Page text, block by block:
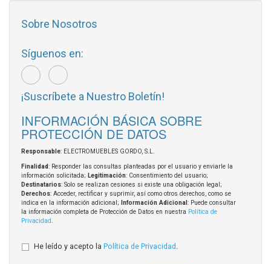
Sobre Nosotros
Síguenos en:
¡Suscríbete a Nuestro Boletín!
INFORMACIÓN BÁSICA SOBRE
PROTECCIÓN DE DATOS
Responsable: ELECTROMUEBLES GORDO, S.L.
Finalidad: Responder las consultas planteadas por el usuario y enviarle la
información solicitada; Legitimación: Consentimiento del usuario;
Destinatarios: Solo se realizan cesiones si existe una obligación legal;
Derechos: Acceder, rectificar y suprimir, así como otros derechos, como se
indica en la información adicional;
Información Adicional : Puede consultar
la información completa de Protección de Datos en nuestra Política de
Privacidad
He leído y acepto la Política de Privacidad